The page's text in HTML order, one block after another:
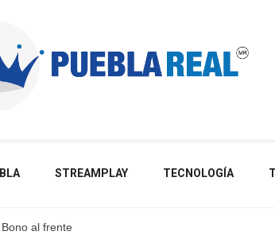
STREAMPLAY TECNOLOGÍA
al frente